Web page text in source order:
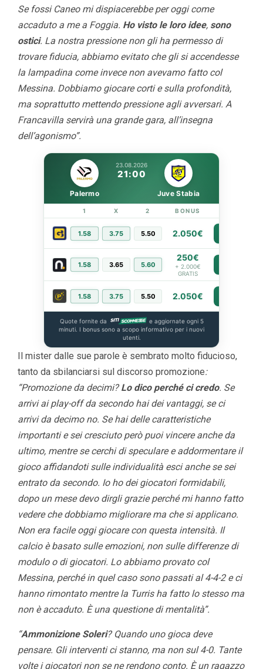
Se fossi Caneo mi dispiacerebbe per oggi come
accaduto a me a Foggia. Ho visto le loro idee, sono
ostici. La nostra pressione non gli ha permesso di
trovare fiducia, abbiamo evitato che gli si accendesse
la lampadina come invece non avevamo fatto col
Messina. Dobbiamo giocare corti e sulla profondità,
ma soprattutto mettendo pressione agli avversari. A
Francavilla servirà una grande gara, all’insegna
dell’agonismo”.
23.08.2026
21:00
Palermo Juve Stabia
1 X 2 BONUS
1.58 3.75 5.50 2.050€
1.58 3.65 5.60
250€
+ 2.000€
GRATIS
1.58 3.75 5.50 2.050€
Quote fornite da
e aggiornate ogni 5
minuti. I bonus sono a scopo informativo per i nuovi
utenti.
Il mister dalle sue parole è sembrato molto fiducioso,
tanto da sbilanciarsi sul discorso promozione:
“Promozione da decimi?Lo dico perché ci credo. Se
arrivi ai play-off da secondo hai dei vantaggi, se ci
arrivi da decimo no. Se hai delle caratteristiche
importanti e sei cresciuto però puoi vincere anche da
ultimo, mentre se cerchi di speculare e addormentare il
gioco affidandoti sulle individualità esci anche se sei
entrato da secondo. Io ho dei giocatori formidabili,
dopo un mese devo dirgli grazie perché mi hanno fatto
vedere che dobbiamo migliorare ma che si applicano.
Non era facile oggi giocare con questa intensità. Il
calcio è basato sulle emozioni, non sulle differenze di
modulo o di giocatori. Lo abbiamo provato col
Messina, perché in quel caso sono passati al 4-4-2 e ci
hanno rimontato mentre la Turris ha fatto lo stesso ma
non è accaduto. È una questione di mentalità”.
“Ammonizione Soleri? Quando uno gioca deve
pensare. Gli interventi ci stanno, ma non sul 4-0. Tante
volte i giocatori non se ne rendono conto. È un ragazzo